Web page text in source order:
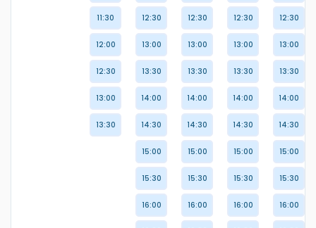
11:30
12:00
12:30
13:00
13:30
12:30
13:00
13:30
14:00
14:30
15:00
15:30
16:00
12:30
13:00
13:30
14:00
14:30
15:00
15:30
16:00
12:30
13:00
13:30
14:00
14:30
15:00
15:30
16:00
12:30
13:00
13:30
14:00
14:30
15:00
15:30
16:00